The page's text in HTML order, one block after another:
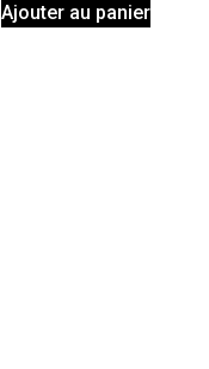
Ajouter au panier